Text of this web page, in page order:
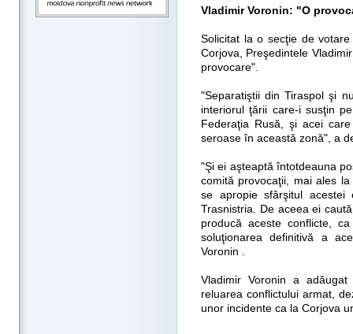
Vladimir Voronin: "O
Solicitat la o secţie de
Corjova, Preşedintele
provocare".
"Separatiştii din Tiraspol şi
interiorul ţării care-i susţin
Federaţia Rusă, şi acei
seroase în această zonă", a
"Şi ei aşteaptă întotdeauna
comită provocaţii, mai ales
se apropie sfârşitul
Trasnistria. De aceea ei
producă aceste conflicte,
soluţionarea definitivă a
Voronin .
Vladimir Voronin a
reluarea conflictului armat,
unor incidente ca la Corjova